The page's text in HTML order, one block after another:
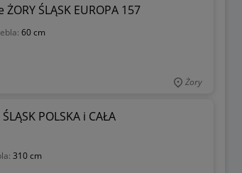
ŚLĄSK EUROPA 157
60 cm
Żory
POLSKA i CAŁA
310 cm